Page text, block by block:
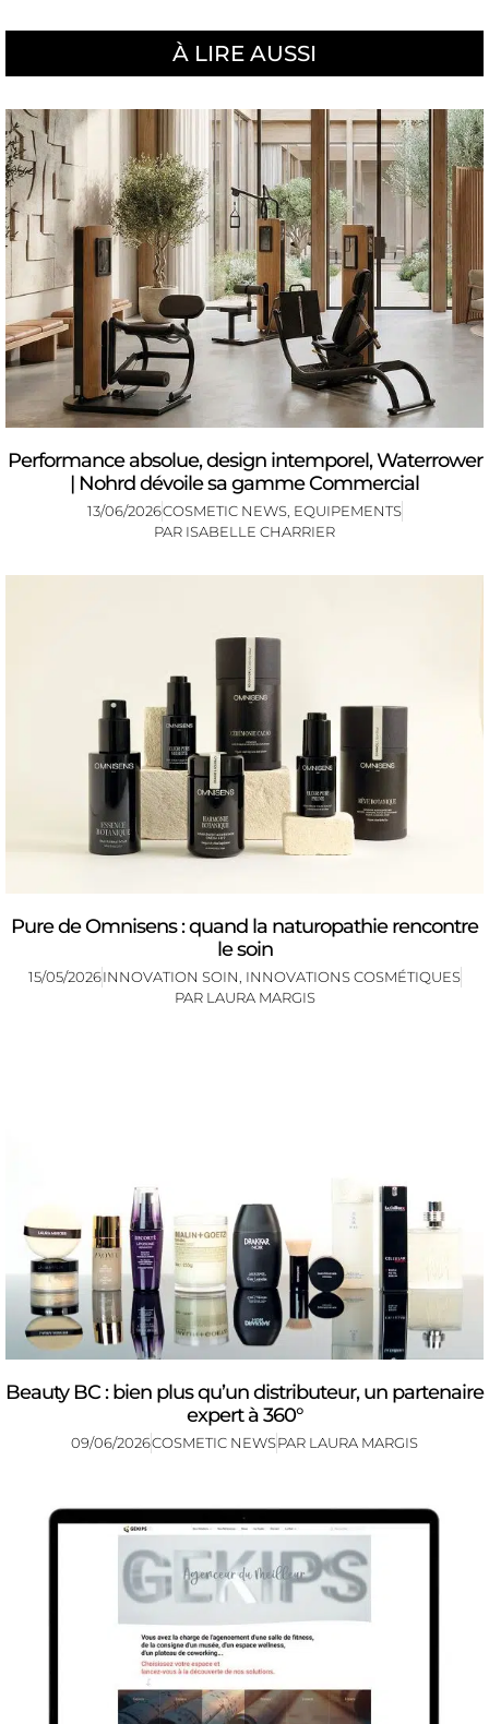
À LIRE AUSSI
Performance absolue, design intemporel, Waterrower
| Nohrd dévoile sa gamme Commercial
13/06/2026COSMETIC NEWS, EQUIPEMENTS
PAR ISABELLE CHARRIER
Pure de Omnisens : quand la naturopathie rencontre
le soin
15/05/2026INNOVATION SOIN INNOVATIONS COSMÉTIQUES
PAR LAURA MARGIS
Beauty BC : bien plus qu’un distributeur, un partenaire
expert à 360°
09/06/2026COSMETIC NEWSPAR LAURA MARGIS